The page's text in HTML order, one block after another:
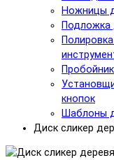
Ножницы
Подложка
кнопок
Шаблоны
Диск сликер